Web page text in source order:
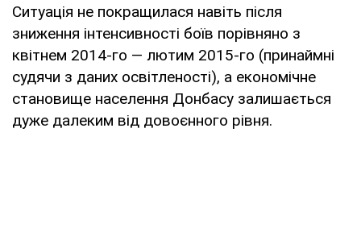
Ситуація не покращилася навіть після
зниження інтенсивності боїв порівняно з
квітнем 2014-го — лютим 2015-го (принаймні
судячи з даних освітленості), а економічне
становище населення Донбасу залишається
дуже далеким від довоєнного рівня.